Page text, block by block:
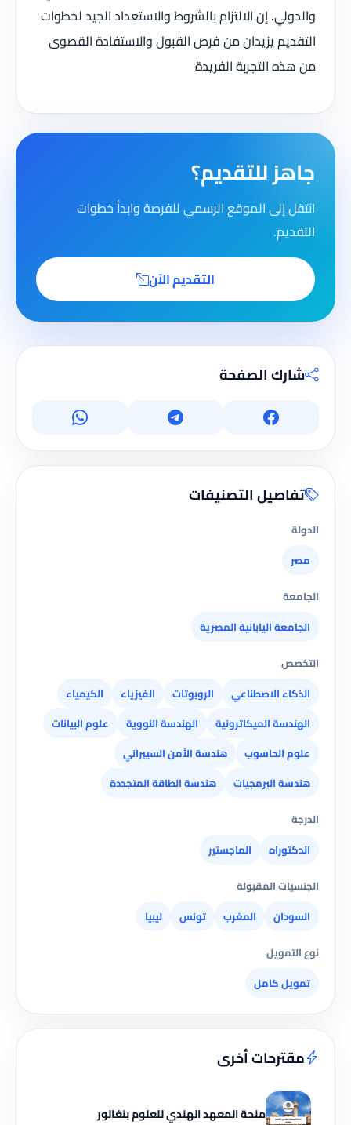
والدولي. إن الالتزام بالشروط والاستعداد الجيد لخطوات
التقديم يزيدان من فرص القبول والاستفادة القصوى
من هذه التجربة الفريدة
جاهز للتقديم؟
انتقل إلى الموقع الرسمي للفرصة وابدأ خطوات
التقديم.
التقديم الآن
شارك الصفحة
تفاصيل التصنيفات
الدولة
مصر
الجامعة
الجامعة اليابانية المصرية
التخصص
الذكاء الاصطناعي
الروبوتات الفيزياء
الكيمياء
الهندسة الميكاترونية
الهندسة النووية
علوم البيانات
علوم الحاسوب
هندسة الأمن السيبراني
هندسة البرمجيات
هندسة الطاقة المتجددة
الدرجة
الدكتوراه
الماجستير
الجنسيات المقبولة
السودان
المغرب تونس
ليبيا
نوع التمويل
تمويل كامل
مقترحات أخرى
منحة المعهد الهندي للعلوم بنغالور